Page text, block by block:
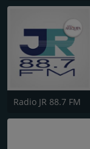
Radio JR 88.7 FM